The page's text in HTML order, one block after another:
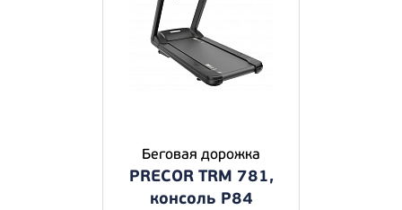
Беговая дорожка
PRECOR TRM 781,
консоль P84